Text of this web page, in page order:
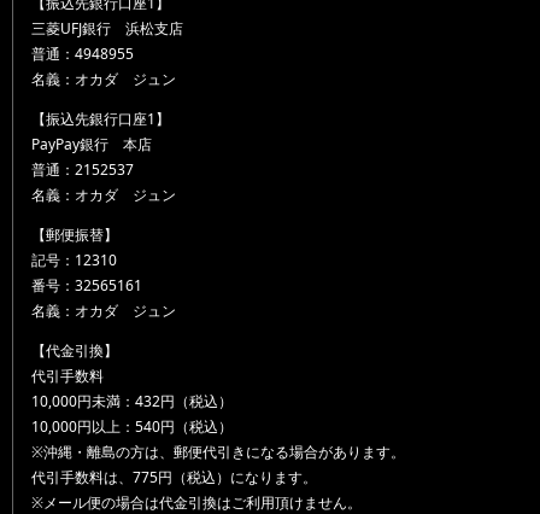
三菱UFJ銀行 浜松支店
普通：4948955
名義：オカダ ジュン
【振込先銀行口座1】
PayPay銀行 本店
普通：2152537
名義：オカダ ジュン
【郵便振替】
記号：12310
番号：32565161
名義：オカダ ジュン
【代金引換】
代引手数料
10,000円未満：432円（税込）
10,000円以上：540円（税込）
※沖縄・離島の方は、郵便代引きになる場合があります。
代引手数料は、775円（税込）になります。
※メール便の場合は代金引換はご利用頂けません。